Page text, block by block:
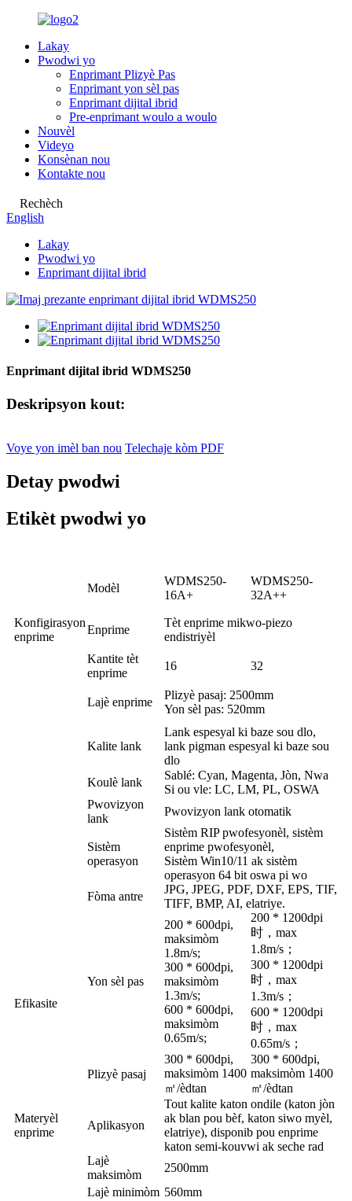
Lakay
Pwodwi yo
Enprimant Plizyè Pas
Enprimant yon sèl pas
Enprimant dijital ibrid
Pre-enprimant woulo a woulo
Nouvèl
Videyo
Konsènan nou
Kontakte nou
Rechèch
English
Lakay
Pwodwi yo
Enprimant dijital ibrid
Enprimant dijital ibrid WDMS250
Deskripsyon kout:
Voye yon imèl ban nou Telechaje kòm PDF
Detay pwodwi
Etikèt pwodwi yo
Modèl
WDMS250-
16A+
WDMS250-
32A++
Konfigirasyon
enprime
Enprime
Tèt enprime mikwo-piezo
endistriyèl
Kantite tèt
enprime
16 32
Lajè enprime
Plizyè pasaj: 2500mm
Yon sèl pas: 520mm
Kalite lank
Lank espesyal ki baze sou dlo,
lank pigman espesyal ki baze sou
dlo
Koulè lank
Sablé: Cyan, Magenta, Jòn, Nwa
Si ou vle: LC, LM, PL, OSWA
Pwovizyon
lank
Pwovizyon lank otomatik
Sistèm
operasyon
Sistèm RIP pwofesyonèl, sistèm
enprime pwofesyonèl,
Sistèm Win10/11 ak sistèm
operasyon 64 bit oswa pi wo
Fòma antre
JPG, JPEG, PDF, DXF, EPS, TIF,
TIFF, BMP, AI, elatriye.
Efikasite
Yon sèl pas
200 * 600dpi,
maksimòm
1.8m/s;
300 * 600dpi,
maksimòm
1.3m/s;
600 * 600dpi,
maksimòm
0.65m/s;
200 * 1200dpi
时，max
1.8m/s；
300 * 1200dpi
时，max
1.3m/s；
600 * 1200dpi
时，max
0.65m/s；
Plizyè pasaj
300 * 600dpi,
maksimòm 1400
㎡/èdtan
300 * 600dpi,
maksimòm 1400
㎡/èdtan
Materyèl
enprime
Aplikasyon
Tout kalite katon ondile (katon jòn
ak blan pou bèf, katon siwo myèl,
elatriye), disponib pou enprime
katon semi-kouvwi ak seche rad
Lajè
maksimòm
2500mm
Lajè minimòm 560mm